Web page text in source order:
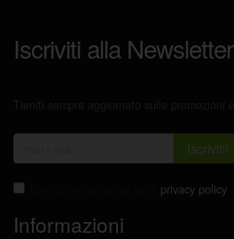
Iscriviti alla Newsletter
Iscriviti!
privacy policy
Informazioni